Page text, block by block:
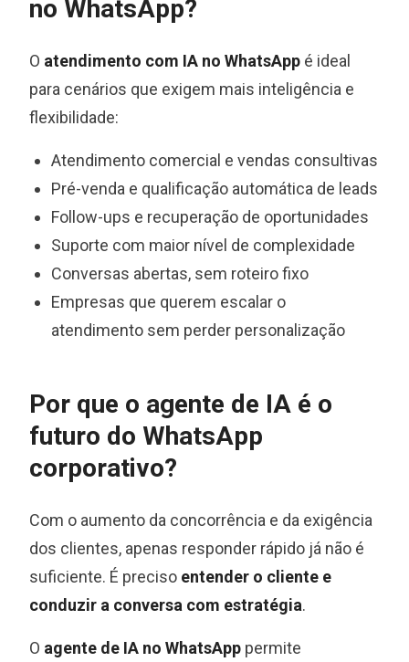
no WhatsApp?
O atendimento com IA no WhatsApp é ideal
para cenários que exigem mais inteligência e
flexibilidade:
Atendimento comercial e vendas consultivas
Pré-venda e qualificação automática de leads
Follow-ups e recuperação de oportunidades
Suporte com maior nível de complexidade
Conversas abertas, sem roteiro fixo
Empresas que querem escalar o
atendimento sem perder personalização
Por que o agente de IA é o
futuro do WhatsApp
corporativo?
Com o aumento da concorrência e da exigência
dos clientes, apenas responder rápido já não é
suficiente. É preciso entender o cliente e
conduzir a conversa com estratégia.
O agente de IA no WhatsApp permite